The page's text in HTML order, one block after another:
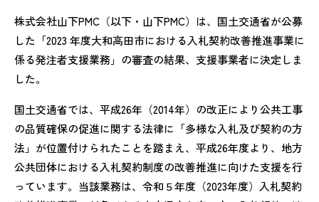
株式会社山下PMC（以下・山下PMC）は、国土交通省が公募
した「2023 年度大和高田市における入札契約改善推進事業に
係る発注者支援業務」の審査の結果、支援事業者に決定しま
した。
国土交通省では、平成26年（2014年）の改正により公共工事
の品質確保の促進に関する法律に「多様な入札及び契約の方
法」が位置付けられたことを踏まえ、平成26年度より、地方
公共団体における入札契約制度の改善推進に向けた支援を行
っています。当該業務は、令和５年度（2023年度）入札契約